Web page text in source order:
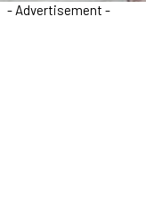
- Advertisement -